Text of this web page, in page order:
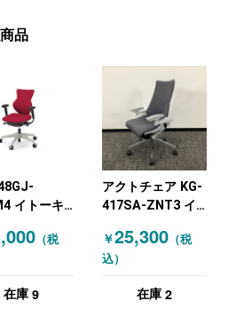
品
イトーキ
肘付きチェ
ド
（税
在庫 9
アクトチェア KG-
417SA-ZNT3 イ
フィスチェア 肘付
きチェア 布張り
￥25,300（税
込）
在庫 2